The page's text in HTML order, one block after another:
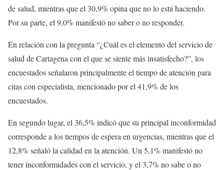
de salud, mientras que el 30,9% opina que no lo está haciendo.
Por su parte, el 9,0% manifestó no saber o no responder.
En relación con la pregunta “¿Cuál es el elemento del servicio de
salud de Cartagena con el que se siente más insatisfecho?”, los
encuestados señalaron principalmente el tiempo de atención para
citas con especialista, mencionado por el 41,9% de los
encuestados.
En segundo lugar, el 36,5% indicó que su principal inconformidad
corresponde a los tiempos de espera en urgencias, mientras que el
12,8% señaló la calidad en la atención. Un 5,1% manifestó no
tener inconformidades con el servicio, y el 3,7% no sabe o no